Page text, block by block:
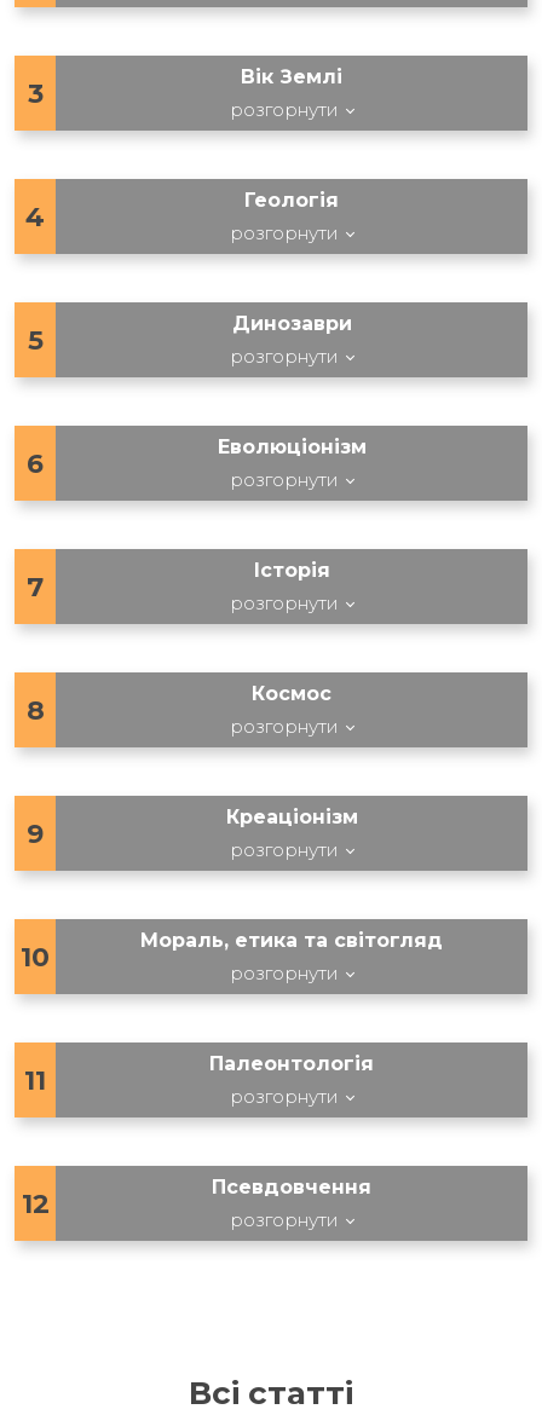
3
Вік Землі
розгорнути
4
Геологія
розгорнути
5
Динозаври
розгорнути
6
Еволюціонізм
розгорнути
7
Історія
розгорнути
8
Космос
розгорнути
9
Креаціонізм
розгорнути
10
Мораль, етика та світогляд
розгорнути
11
Палеонтологія
розгорнути
12
Псевдовчення
розгорнути
Всі статті